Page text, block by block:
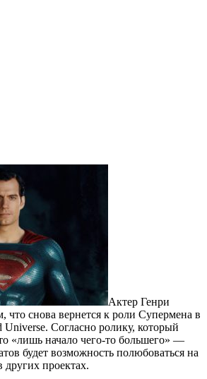
Актер Генри
что снова вернется к роли Супермена в
Согласно ролику, который
«лишь начало чего-то большего» —
будет возможность полюбоваться на
других проектах.